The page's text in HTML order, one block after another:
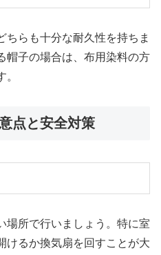
ちらも十分な耐久性を持ちま
帽子の場合は、布用染料の方
点と安全対策
場所で行いましょう。特に室
けるか換気扇を回すことが大